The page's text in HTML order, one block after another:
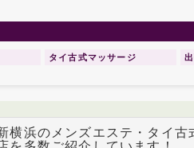
タイ古式マッサージ
横浜のメンズエステ・タイ古